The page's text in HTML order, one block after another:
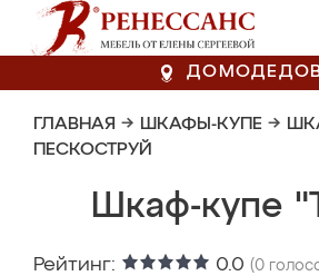
ГЛАВНАЯ → ШКАФЫ-КУПЕ →
ПЕСКОСТРУЙ
Шкаф-купе
Рейтинг: 0.0 (0